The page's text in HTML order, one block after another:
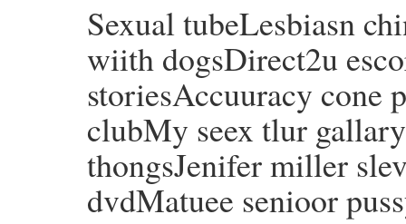
Sexual tubeLesbiasn
wiith dogsDirect2u
storiesAccuuracy cone
clubMy seex tlur
thongsJenifer miller
dvdMatuee senioor